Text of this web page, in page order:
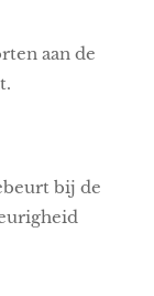
aan de
bij de